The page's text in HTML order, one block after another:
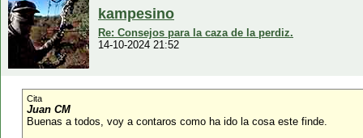
kampesino
Re: Consejos para la caza de la perdiz.
14-10-2024 21:52
Cita
Juan CM
Buenas a todos, voy a contaros como ha ido la cosa este finde.